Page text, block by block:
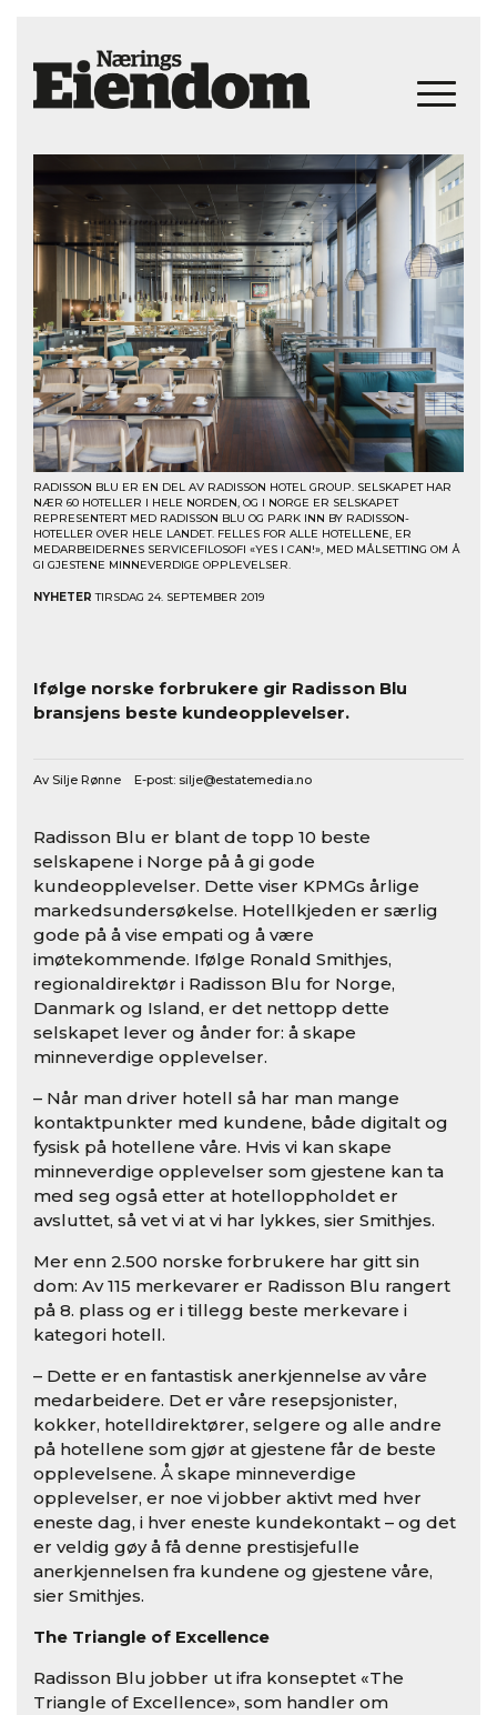
RADISSON BLU ER EN DEL AV RADISSON HOTEL GROUP. SELSKAPET HAR
NÆR 60 HOTELLER I HELE NORDEN, OG I NORGE ER SELSKAPET
REPRESENTERT MED RADISSON BLU OG PARK INN BY RADISSON-
HOTELLER OVER HELE LANDET. FELLES FOR ALLE HOTELLENE, ER
MEDARBEIDERNES SERVICEFILOSOFI «YES I CAN!», MED MÅLSETTING OM Å
GI GJESTENE MINNEVERDIGE OPPLEVELSER.
NYHETER TIRSDAG 24. SEPTEMBER 2019
Ifølge norske forbrukere gir Radisson Blu
bransjens beste kundeopplevelser.
Av Silje Rønne E-post: silje@estatemedia.no
Radisson Blu er blant de topp 10 beste
selskapene i Norge på å gi gode
kundeopplevelser. Dette viser KPMGs årlige
markedsundersøkelse. Hotellkjeden er særlig
gode på å vise empati og å være
imøtekommende. Ifølge Ronald Smithjes,
regionaldirektør i Radisson Blu for Norge,
Danmark og Island, er det nettopp dette
selskapet lever og ånder for: å skape
minneverdige opplevelser.
– Når man driver hotell så har man mange
kontaktpunkter med kundene, både digitalt og
fysisk på hotellene våre. Hvis vi kan skape
minneverdige opplevelser som gjestene kan ta
med seg også etter at hotelloppholdet er
avsluttet, så vet vi at vi har lykkes, sier Smithjes.
Mer enn 2.500 norske forbrukere har gitt sin
dom: Av 115 merkevarer er Radisson Blu rangert
på 8. plass og er i tillegg beste merkevare i
kategori hotell.
– Dette er en fantastisk anerkjennelse av våre
medarbeidere. Det er våre resepsjonister,
kokker, hotelldirektører, selgere og alle andre
på hotellene som gjør at gjestene får de beste
opplevelsene. Å skape minneverdige
opplevelser, er noe vi jobber aktivt med hver
eneste dag, i hver eneste kundekontakt – og det
er veldig gøy å få denne prestisjefulle
anerkjennelsen fra kundene og gjestene våre,
sier Smithjes.
The Triangle of Excellence
Radisson Blu jobber ut ifra konseptet «The
Triangle of Excellence», som handler om